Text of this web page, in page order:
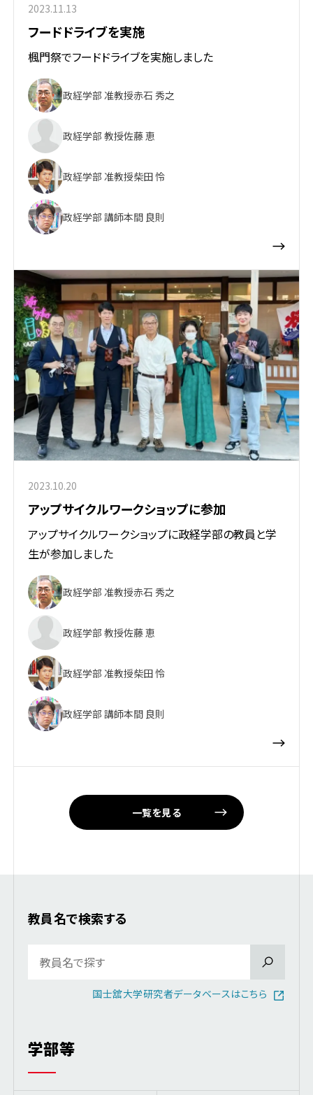
2023.11.13
フードドライブを実施
楓門祭でフードドライブを実施しました
政経学部 准教授赤石 秀之
政経学部 教授佐藤 恵
政経学部 准教授柴田 怜
政経学部 講師本間 良則
2023.10.20
アップサイクルワークショップに参加
アップサイクルワークショップに政経学部の教員と学
生が参加しました
政経学部 准教授赤石 秀之
政経学部 教授佐藤 恵
政経学部 准教授柴田 怜
政経学部 講師本間 良則
一覧を見る
教員名で検索する
国士舘大学研究者データベースはこちら
学部等